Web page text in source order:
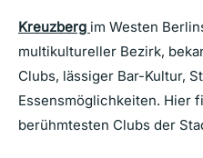
Kreuzberg im Westen
multikultureller Bezirk,
Clubs, lässiger Bar-Kultur,
Essensmöglichkeiten. Hier
berühmtesten Clubs der